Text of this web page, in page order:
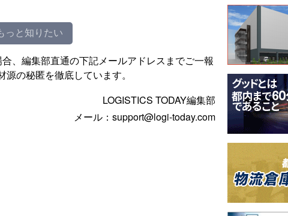
っと知りたい
、編集部直通の下記メールアドレスまでご一報
の秘匿を徹底しています。
LOGISTICS TODAY編集部
メール：support@logi-today.com